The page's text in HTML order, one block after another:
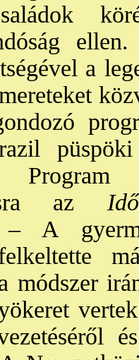
a
az
– A
módszer